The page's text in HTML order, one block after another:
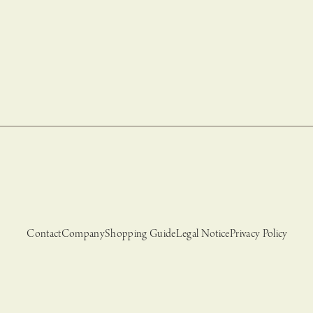
ContactCompanyShopping GuideLegal NoticePrivacy Policy